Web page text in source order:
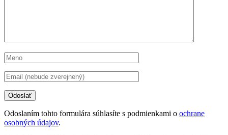
Odoslaním tohto formulára súhlasíte s podmienkami o ochrane
osobných údajov.